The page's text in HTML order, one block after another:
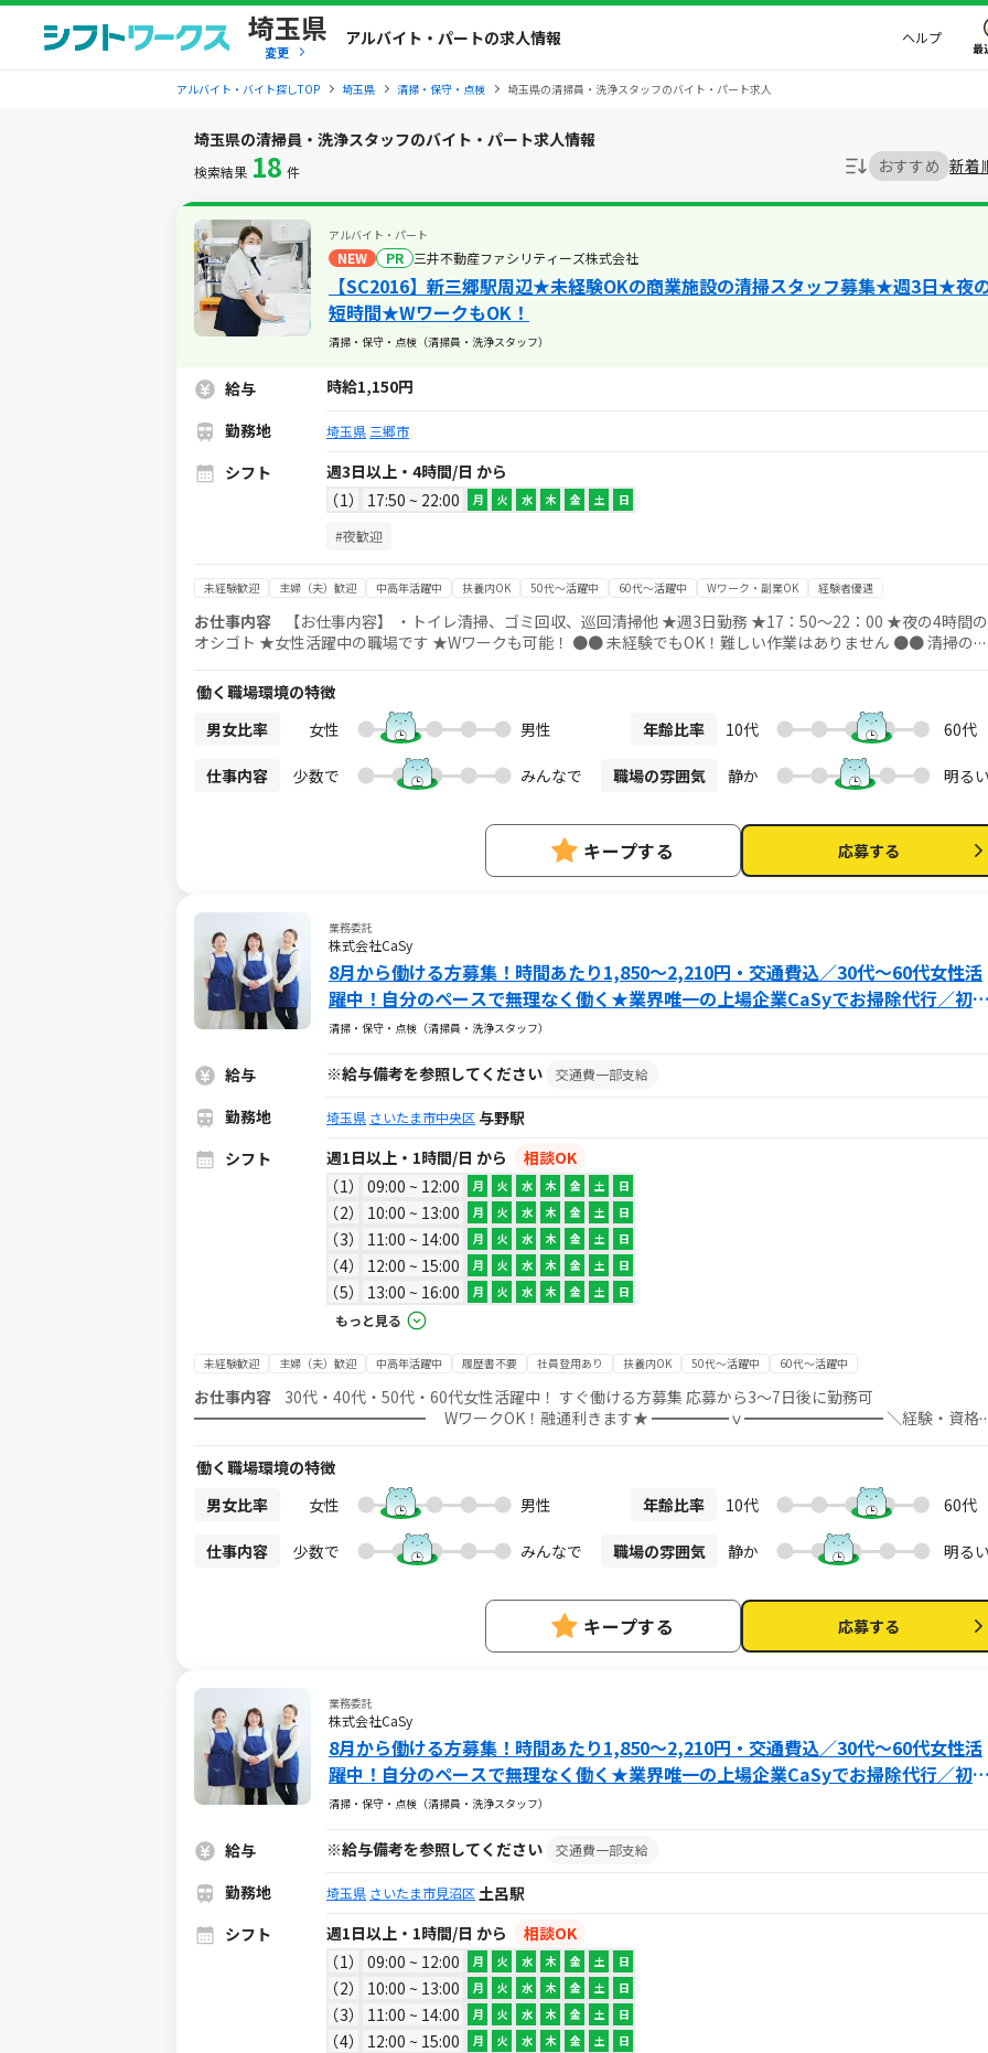
埼玉県
変更
アルバイト・パートの求人情報 ヘルプ
最
アルバイト・バイト探しTOP 埼玉県 清掃・保守・点検 埼玉県の清掃員・洗浄スタッフのバイト・パート求人
埼玉県の清掃員・洗浄スタッフのバイト・パート求人情報
検索結果 18 件 おすすめ 新着
アルバイト・パート
NEW PR 三井不動産ファシリティーズ株式会社
【SC2016】新三郷駅周辺★未経験OKの商業施設の清掃スタッフ募集★週3日★夜
短時間★WワークもOK！
清掃・保守・点検（清掃員・洗浄スタッフ）
給与
時給1,150円
勤務地
埼玉県 三郷市
シフト
週3日以上・4時間/日 から
1
17:50 ~ 22:00 月 火 水 木 金 土 日
#夜歓迎
未経験歓迎 主婦（夫）歓迎 中高年活躍中 扶養内OK 50代～活躍中 60代～活躍中 Wワーク・副業OK 経験者優遇
お仕事内容
【お仕事内容】 ・トイレ清掃、ゴミ回収、巡回清掃他 ★週3日勤務 ★17：50～22：00 ★夜の4時間の
オシゴト ★女性活躍中の職場です ★Wワークも可能！ ●● 未経験でもOK！難しい作業はありません ●● 清掃のお
(夫)や20代から中高年、シニアなど幅広い年齢層の方が活躍中 まずはお気軽にご応募ください！ ●● 制服・作業靴
貸与です ●● 制服は会社負担でクリーニングを行います ご自宅での洗濯は不要ですので、手間なく働けます！ ＜勤
務地＞ 新三郷駅周辺の商業施設 駅直結なので通勤は便利です！
働く職場環境の特徴
男女比率
女性 男性 年齢比率 10代 60代
仕事内容 少数で みんなで 職場の雰囲気 静か 明る
キープする 応募する
業務委託
株式会社CaSy
8月から働ける方募集！時間あたり1,850～2,210円・交通費込／30代～60代女性活
躍中！自分のペースで無理なく働く★業界唯一の上場企業CaSyでお掃除代行／初
てでも安心◎
清掃・保守・点検（清掃員・洗浄スタッフ）
給与 ※給与備考を参照してください 交通費一部支給
勤務地 埼玉県 さいたま市中央区 与野駅
シフト
週1日以上・1時間/日 から
相談OK
1
09:00 ~ 12:00 月 火 水 木 金 土 日
2 10:00 ~ 13:00 月 火 水 木 金 土 日
3 11:00 ~ 14:00 月 火 水 木 金 土 日
4 12:00 ~ 15:00 月 火 水 木 金 土 日
5 13:00 ~ 16:00 月 火 水 木 金 土 日
もっと見る
未経験歓迎 主婦（夫）歓迎 中高年活躍中 履歴書不要 社員登用あり 扶養内OK 50代～活躍中 60代～活躍中
お仕事内容 30代・40代・50代・60代女性活躍中！ すぐ働ける方募集 応募から3～7日後に勤務可
━━━━━━━━━━━━━━━ WワークOK！融通利きます★ ━━━━━ｖ━━━━━━━━━ ＼経験・資格
掃除・お片づけ、水まわりのお掃除など日常清掃 ※料理なし お掃除が好きな方！日頃から掃除をしている方！ 今お
持ちのスキルをそのまま活かして働けます♪ もちろん、経験のない方でも安心してスタートできる 環境が整ってい
るのでご安心ください！ 週1回×1h～OKなのでライフスタイルに合わせて 好きな時間・好きな場所で働けます♪
┏━━━━━━━━━━━━━━━━━━━━┓ 仮応募後に即時届くメールから本応募 お仕事説
明会にご参加ください ┗━━━━━━━━━━━━━━━━━━━━┛ ＜応募方法とお仕事開始までの流れ＞ 1. シ
フトワークスから【仮応募】する ※この時点では正式な応募ではありません。 ↓ 2. 仮応募後に届くメールの
して【説明会・選考会】を予約 ↓ 4. 選考会参加。この時にお気軽にご質問をどうぞ！ ↓ 5.動画での研修、書
働く職場環境の特徴
男女比率
女性 男性 年齢比率 10代 60代
仕事内容 少数で みんなで 職場の雰囲気 静か 明る
キープする 応募する
業務委託
株式会社CaSy
8月から働ける方募集！時間あたり1,850～2,210円・交通費込／30代～60代女性活
躍中！自分のペースで無理なく働く★業界唯一の上場企業CaSyでお掃除代行／初
てでも安心◎
清掃・保守・点検（清掃員・洗浄スタッフ）
給与 ※給与備考を参照してください 交通費一部支給
勤務地 埼玉県 さいたま市見沼区 土呂駅
シフト
週1日以上・1時間/日 から
相談OK
1
09:00 ~ 12:00 月 火 水 木 金 土 日
2 10:00 ~ 13:00 月 火 水 木 金 土 日
3 11:00 ~ 14:00 月 火 水 木 金 土 日
4 12:00 ~ 15:00 月 火 水 木 金 土 日